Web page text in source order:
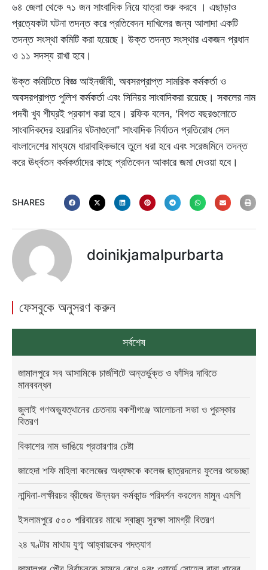
৬৪ জেলা থেকে ৭১ জন সাংবাদিক নিয়ে যাত্রা শুরু করবে । এছাড়াও
প্রত্যেকটা ঘটনা তদন্ত করে প্রতিবেদন দাখিলের জন্য আলাদা একটি
তদন্ত সংস্থা কমিটি করা হয়েছে। উক্ত তদন্ত সংস্থার একজন প্রধান
ও ১১ সদস্য রাখা হবে।
উক্ত কমিটিতে বিজ্ঞ আইনজীবী, অবসরপ্রাপ্ত সামরিক কর্মকর্তা ও
অবসরপ্রাপ্ত পুলিশ কর্মকর্তা এবং সিনিয়র সাংবাদিকরা রয়েছে। সকলের নাম
পদবী খুব শীঘ্রই প্রকাশ করা হবে। রফিক বলেন, ‘বিগত বছরগুলোতে
সাংবাদিকদের হয়রানির ঘটনাগুলো” সাংবাদিক নির্যাতন প্রতিরোধ সেল
বাংলাদেশের মাধ্যমে ধারাবাহিকভাবে তুলে ধরা হবে এবং সরেজমিনে তদন্ত
করে ঊর্ধ্বতন কর্মকর্তাদের কাছে প্রতিবেদন আকারে জমা দেওয়া হবে।
SHARES
doinikjamalpurbarta
ফেসবুকে অনুসরণ করুন
সর্বশেষ
জামালপুরে সব আসামিকে চার্জশিটে অন্তর্ভুক্ত ও ফাঁসির দাবিতে
মানববন্ধন
জুলাই গণঅভ্যুত্থানের চেতনায় বকশীগঞ্জে আলোচনা সভা ও পুরস্কার
বিতরণ
বিকাশের নাম ভাঙিয়ে প্রতারণার চেষ্টা
জাহেদা শফি মহিলা কলেজের অধ্যক্ষকে কলেজ ছাত্রদলের ফুলের শুভেচ্ছা
নান্দিনা-লক্ষীরচর ব্রীজের উন্নয়ন কর্মকান্ড পরিদর্শন করলেন মামুন এমপি
ইসলামপুরে ৫০০ পরিবারের মাঝে স্বাস্থ্য সুরক্ষা সামগ্রী বিতরণ
২৪ ঘণ্টার মাথায় যুগ্ম আহ্বায়কের পদত্যাগ